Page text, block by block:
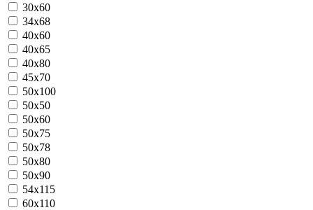
30x60
34x68
40x60
40x65
40x80
45x70
50x100
50x50
50x60
50x75
50x78
50x80
50x90
54x115
60x110